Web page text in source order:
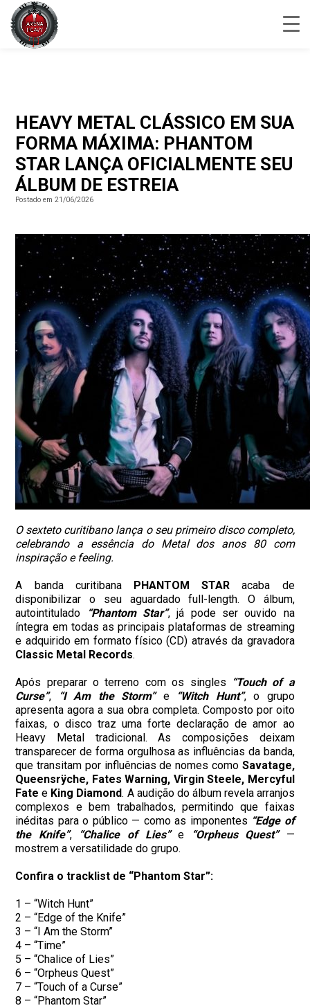
HEAVY METAL CLÁSSICO EM SUA
FORMA MÁXIMA: PHANTOM
STAR LANÇA OFICIALMENTE SEU
ÁLBUM DE ESTREIA
Postado em 21/06/2026
O sexteto curitibano lança o seu primeiro disco completo,
celebrando a essência do Metal dos anos 80 com
inspiração e feeling.
A banda curitibana PHANTOM STAR acaba de
disponibilizar o seu aguardado full-length. O álbum,
autointitulado
“Phantom Star”, já pode ser ouvido na
íntegra em todas as principais plataformas de streaming
e adquirido em formato físico (CD) através da gravadora
Classic Metal Records.
Após preparar o terreno com os singles
“Touch of a
Curse”, “I Am the Storm”e “Witch Hunt”, o grupo
apresenta agora a sua obra completa. Composto por oito
faixas, o disco traz uma forte declaração de amor ao
Heavy Metal tradicional. As composições deixam
transparecer de forma orgulhosa as influências da banda,
que transitam por influências de nomes como Savatage,
Queensrÿche, Fates Warning, Virgin Steele, Mercyful
Fate e King Diamond. A audição do álbum revela arranjos
complexos e bem trabalhados, permitindo que faixas
inéditas para o público — como as imponentes “Edge of
the Knife”, “Chalice of Lies”e “Orpheus Quest”—
mostrem a versatilidade do grupo.
Confira o tracklist de “Phantom Star”:
1 – “Witch Hunt”
2 – “Edge of the Knife”
3 – “I Am the Storm”
4 – “Time”
5 – “Chalice of Lies”
6 – “Orpheus Quest”
7 – “Touch of a Curse”
8 – “Phantom Star”